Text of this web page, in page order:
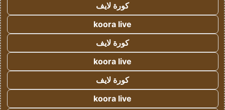
كورة لايف
koora live
كورة لايف
koora live
كورة لايف
koora live